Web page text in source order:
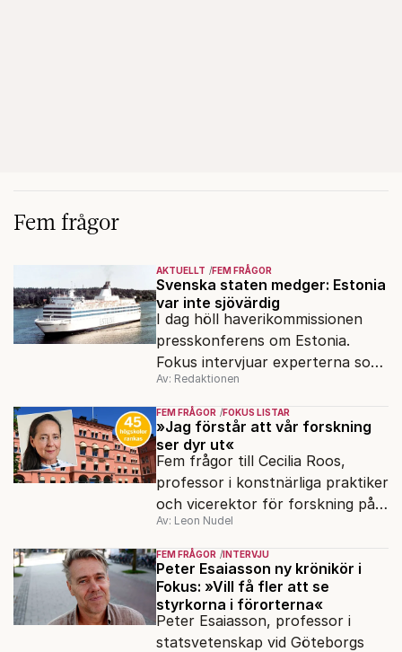
Fem frågor
AKTUELLT FEM FRÅGOR
Svenska staten medger: Estonia
var inte sjövärdig
I dag höll haverikommissionen
presskonferens om Estonia.
Fokus intervjuar experterna som
sagt samma sak sen 2003.
Av: Redaktionen
FEM FRÅGOR FOKUS LISTAR
»Jag förstår att vår forskning
ser dyr ut«
Fem frågor till Cecilia Roos,
professor i konstnärliga praktiker
och vicerektor för forskning på
Stockholms konstnärliga
högskola, angående forskningen
och kritiken i medier.
Av: Leon Nudel
FEM FRÅGOR INTERVJU
Peter Esaiasson ny krönikör i
Fokus: »Vill få fler att se
styrkorna i förorterna«
Peter Esaiasson, professor i
statsvetenskap vid Göteborgs